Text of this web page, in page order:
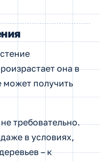
она в
может получить
требовательно.
в условиях,
– к